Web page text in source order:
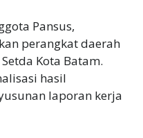
Pansus,
perangkat daerah
Kota Batam.
hasil
laporan kerja